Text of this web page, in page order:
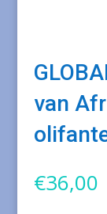
van
€36,00